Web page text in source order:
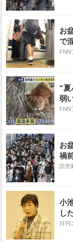
お
で
席
FNN
“
弱
着
FNN
お
禍
み
読売
小
し
舞
日刊